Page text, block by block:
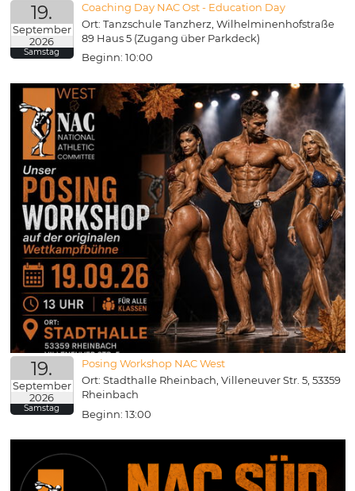
19.
September
2026
Samstag
Coaching Day NAC Ost - Education Day
Ort: Tanzschule Tanzherz, Wilhelminenhofstraße
89 Haus 5 (Zugang über Parkdeck)
Beginn: 10:00
19.
September
2026
Samstag
Posing Workshop NAC West
Ort: Stadthalle Rheinbach, Villeneuver Str. 5, 53359
Rheinbach
Beginn: 13:00